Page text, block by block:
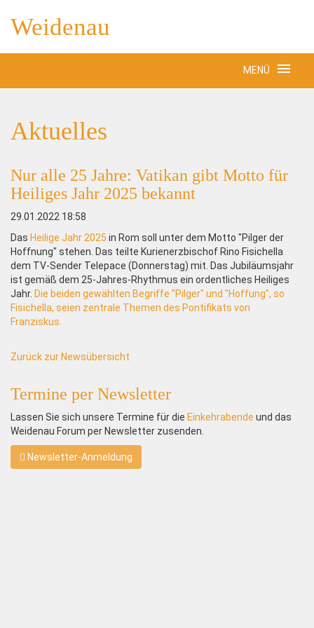
Weidenau
MENÜ
Aktuelles
Nur alle 25 Jahre: Vatikan gibt Motto für
Heiliges Jahr 2025 bekannt
29.01.2022 18:58
Das Heilige Jahr 2025 in Rom soll unter dem Motto "Pilger der
Hoffnung" stehen. Das teilte Kurienerzbischof Rino Fisichella
dem TV-Sender Telepace (Donnerstag) mit. Das Jubiläumsjahr
ist gemäß dem 25-Jahres-Rhythmus ein ordentliches Heiliges
Jahr. Die beiden gewählten Begriffe "Pilger" und "Hoffung", so
Fisichella, seien zentrale Themen des Pontifikats von
Franziskus.
Zurück zur Newsübersicht
Termine per Newsletter
Lassen Sie sich unsere Termine für die Einkehrabende und das
Weidenau Forum per Newsletter zusenden.
Newsletter-Anmeldung